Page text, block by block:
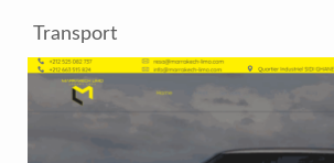
Transport